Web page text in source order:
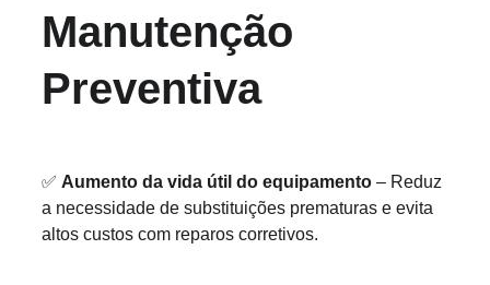
Manutenção
Preventiva
✅ Aumento da vida útil do equipamento – Reduz
a necessidade de substituições prematuras e evita
altos custos com reparos corretivos.